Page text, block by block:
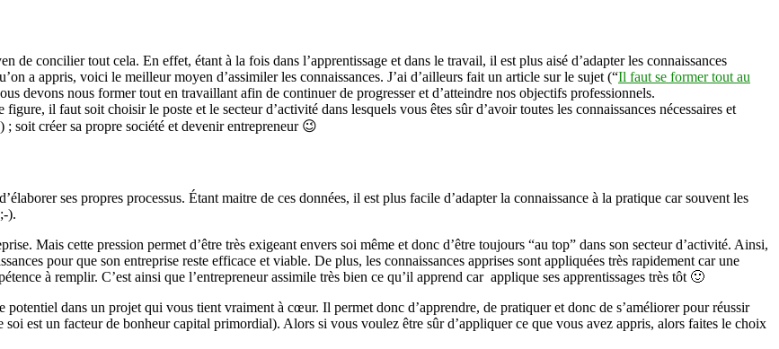
de concilier tout cela. En effet, étant à la fois dans l’apprentissage et dans le travail, il est plus aisé d’adapter les connaissances
a appris, voici le meilleur moyen d’assimiler les connaissances. J’ai d’ailleurs fait un article sur le sujet (“Il faut se former tout au
devons nous former tout en travaillant afin de continuer de progresser et d’atteindre nos objectifs professionnels.
il faut soit choisir le poste et le secteur d’activité dans lesquels vous êtes sûr d’avoir toutes les connaissances nécessaires et
soit créer sa propre société et devenir entrepreneur 😉
ses propres processus. Étant maitre de ces données, il est plus facile d’adapter la connaissance à la pratique car souvent les
).
Mais cette pression permet d’être très exigeant envers soi même et donc d’être toujours “au top” dans son secteur d’activité. Ainsi,
pour que son entreprise reste efficace et viable. De plus, les connaissances apprises sont appliquées très rapidement car une
à remplir. C’est ainsi que l’entrepreneur assimile très bien ce qu’il apprend car applique ses apprentissages très tôt 🙂
dans un projet qui vous tient vraiment à cœur. Il permet donc d’apprendre, de pratiquer et donc de s’améliorer pour réussir
est un facteur de bonheur capital primordial). Alors si vous voulez être sûr d’appliquer ce que vous avez appris, alors faites le choix